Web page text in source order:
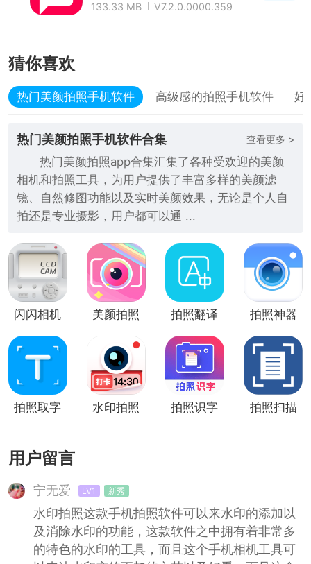
133.33 MB V7.2.0.0000.359
猜你喜欢
热门美颜拍照手机软件 高级感的拍照手机软件 好
热门美颜拍照手机软件合集 查看更多 >
热门美颜拍照app合集汇集了各种受欢迎的美颜
相机和拍照工具，为用户提供了丰富多样的美颜滤
镜、自然修图功能以及实时美颜效果，无论是个人自
拍还是专业摄影，用户都可以通 ...
闪闪相机
美颜拍照
拍照翻译 拍照神器
拍照取字 水印拍照 拍照识字 拍照扫描
用户留言
宁无爱 LV1 新秀
水印拍照这款手机拍照软件可以来水印的添加以
及消除水印的功能，这款软件之中拥有着非常多
的特色的水印的工具，而且这个手机相机工具可